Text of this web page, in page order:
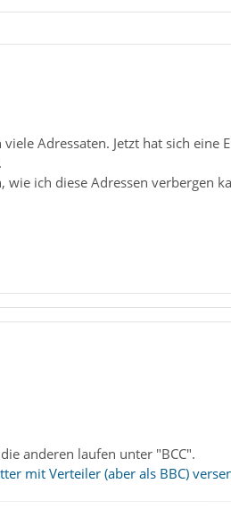
Adressaten. Jetzt hat sich
wie ich diese Adressen verbergen
anderen laufen unter "BCC".
mit Verteiler (aber als BBC)